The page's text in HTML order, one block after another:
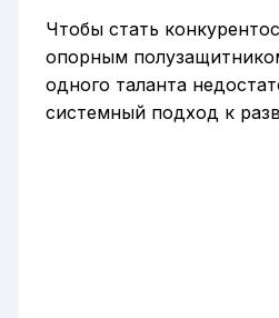
Чтобы стать
опорным
одного таланта
системный подход к